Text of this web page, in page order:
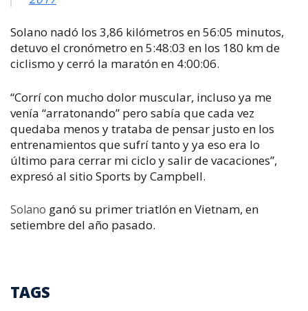
Solano nadó los 3,86 kilómetros en 56:05 minutos,
detuvo el cronómetro en 5:48:03 en los 180 km de
ciclismo y cerró la maratón en 4:00:06.
“Corrí con mucho dolor muscular, incluso ya me
venía “arratonando” pero sabía que cada vez
quedaba menos y trataba de pensar justo en los
entrenamientos que sufrí tanto y ya eso era lo
último para cerrar mi ciclo y salir de vacaciones”,
expresó al sitio Sports by Campbell.
Solano ganó su primer triatlón en Vietnam, en
setiembre del año pasado.
TAGS